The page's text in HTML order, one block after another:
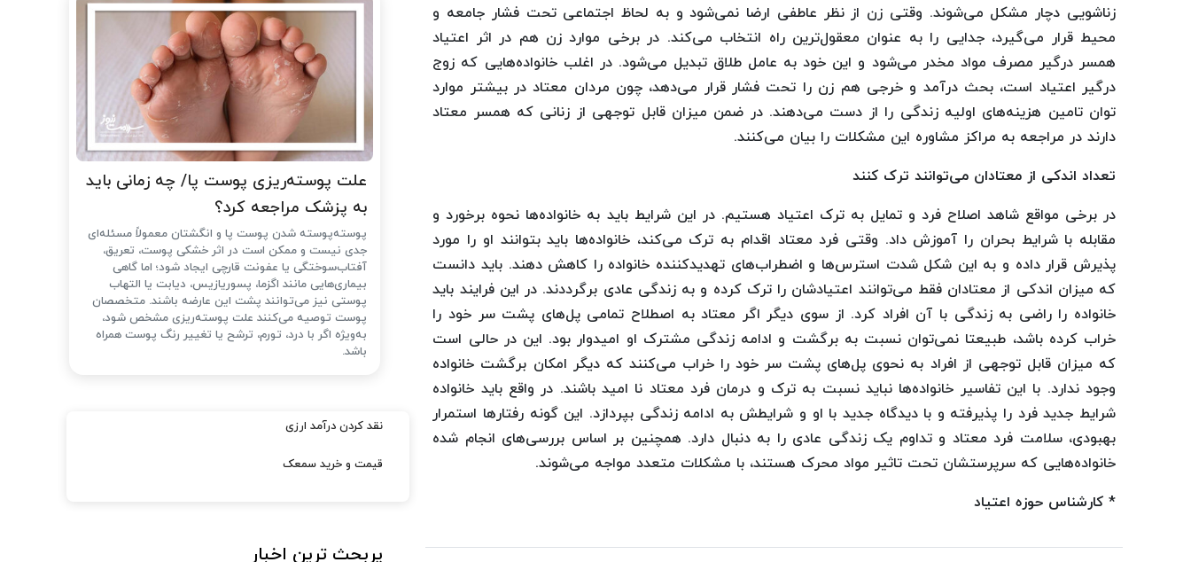
زناشویی دچار مشکل می‌شوند. وقتی زن از نظر عاطفی ارضا نمی‌شود و به لحاظ اجتماعی تحت فشار جامعه و
محیط قرار می‌گیرد، جدایی را به عنوان معقول‌ترین راه انتخاب می‌کند. در برخی موارد زن هم در اثر اعتیاد
همسر درگیر مصرف مواد مخدر می‌شود و این خود به عامل طلاق تبدیل می‌شود. در اغلب خانواده‌هایی که زوج
درگیر اعتیاد است، بحث درآمد و خرجی هم زن را تحت فشار قرار می‌دهد، چون مردان معتاد در بیشتر موارد
توان تامین هزینه‌های اولیه زندگی را از دست می‌دهند. در ضمن میزان قابل توجهی از زنانی که همسر معتاد
دارند در مراجعه به مراکز مشاوره این مشکلات را بیان می‌کنند.
تعداد اندکی از معتادان می‌توانند ترک کنند
در برخی مواقع شاهد اصلاح فرد و تمایل به ترک اعتیاد هستیم. در این شرایط باید به خانواده‌ها نحوه برخورد و
مقابله با شرایط بحران را آموزش داد. وقتی فرد معتاد اقدام به ترک می‌کند، خانواده‌ها باید بتوانند او را مورد
پذیرش قرار داده و به این شکل شدت استرس‌ها و اضطراب‌های تهدید‌کننده خانواده را کاهش دهند. باید دانست
که میزان اندکی از معتادان فقط می‌توانند اعتیادشان را ترک کرده و به زندگی عادی برگرددند. در این فرایند باید
خانواده را راضی به زندگی با آن افراد کرد. از سوی دیگر اگر معتاد به اصطلاح تمامی پل‌های پشت سر خود را
خراب کرده باشد، طبیعتا نمی‌توان نسبت به برگشت و ادامه زندگی مشترک او امیدوار بود. این در حالی است
که میزان قابل توجهی از افراد به نحوی پل‌های پشت سر خود را خراب می‌کنند که دیگر امکان برگشت خانواده‌
وجود ندارد. با این تفاسیر خانواده‌ها نباید نسبت به ترک و درمان فرد معتاد نا امید باشند. در واقع باید خانواده
شرایط جدید فرد را پذیرفته و با دیدگاه جدید با او و شرایطش به ادامه زندگی بپردازد. این گونه رفتارها استمرار
بهبودی، سلامت فرد معتاد و تداوم یک زندگی عادی را به دنبال دارد. همچنین بر اساس بررسی‌های انجام شده
خانواده‌هایی که سرپرستشان تحت تاثیر مواد محرک هستند، با مشکلات متعدد مواجه می‌شوند.
* کارشناس حوزه اعتیاد
علت پوسته‌ریزی پوست پا/ چه زمانی باید
به پزشک مراجعه کرد؟
پوسته‌پوسته شدن پوست پا و انگشتان معمولاً مسئله‌ای
جدی نیست و ممکن است در اثر خشکی پوست، تعریق،
آفتاب‌سوختگی یا عفونت قارچی ایجاد شود؛ اما گاهی
بیماری‌هایی مانند اگزما، پسوریازیس، دیابت یا التهاب
پوستی نیز می‌توانند پشت این عارضه باشند. متخصصان
پوست توصیه می‌کنند علت پوسته‌ریزی مشخص شود،
به‌ویژه اگر با درد، تورم، ترشح یا تغییر رنگ پوست همراه
باشد.
نقد کردن درآمد ارزی
قیمت و خرید سمعک
پربحث ترین اخبار